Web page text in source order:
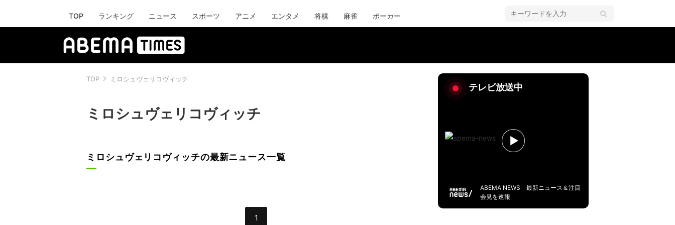
TOP ランキング ニュース スポーツ アニメ エンタメ 将棋 麻雀 ポーカー
TOP ミロシュヴェリコヴィッチ
ミロシュヴェリコヴィッチ
ミロシュヴェリコヴィッチの最新ニュース一覧
1
テレビ放送中
ABEMA NEWS 最新ニュース＆注目
会見を速報